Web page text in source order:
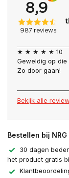
★ ★ ★ ★ ★ 10
Geweldig op
Zo door gaan!
Bekijk alle
Bestellen bij
30 dagen
het product gratis